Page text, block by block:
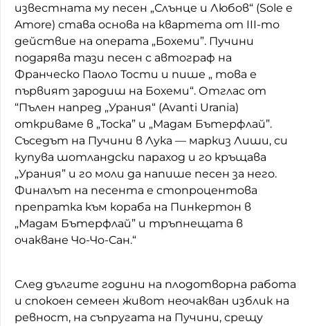
известната му песен „Слънце и Любов“ (Sole e
Amore) става основа на квартета от III-то
действие на операта „Бохеми”. Пучини
подарява тази песен с автограф на
Франческо Паоло Тости и пише „ това е
първият зародиш на Бохеми“. Отглас от
“Пълен напред „Урания“ (Avanti Urania)
откриваме в „Тоска” и „Мадам Бътерфлай”.
Съседът на Пучини в Лука — маркиз Лиши, си
купува шотландски параход и го кръщава
„Урания” и го моли да напише песен за него.
Финалът на песента е стопроцентова
препратка към кораба на Пинкертон в
„Мадам Бътерфлай” и тръпнещата в
очакване Чо-Чо-Сан.“
След дългите години на плодотворна работа
и спокоен семеен живот неочакван изблик на
ревност, на съпругата на Пучини, срещу